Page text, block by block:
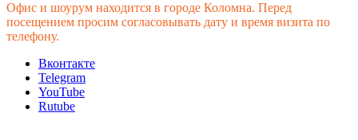
Офис и шоурум находится в городе Коломна. Перед
посещением просим согласовывать дату и время визита по
телефону.
Вконтакте
Telegram
YouTube
Rutube